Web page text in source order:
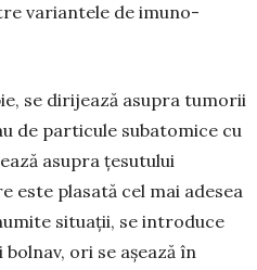
variantele de imuno­
se dirijează asupra tumorii
de particule sub­atomice cu
asu­pra țesutului
este pla­sată cel mai adesea
situații, se introduce
ori se așează în